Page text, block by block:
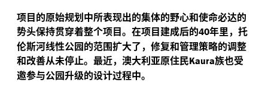
项目的原始规划中所表现出的集体的野心和使命必达的
势头保持贯穿着整个项目。在项目建成后的40年里，托
伦斯河线性公园的范围扩大了，修复和管理策略的调整
和改善从未停止。最近，澳大利亚原住民Kaura族也受
邀参与公园升级的设计过程中。